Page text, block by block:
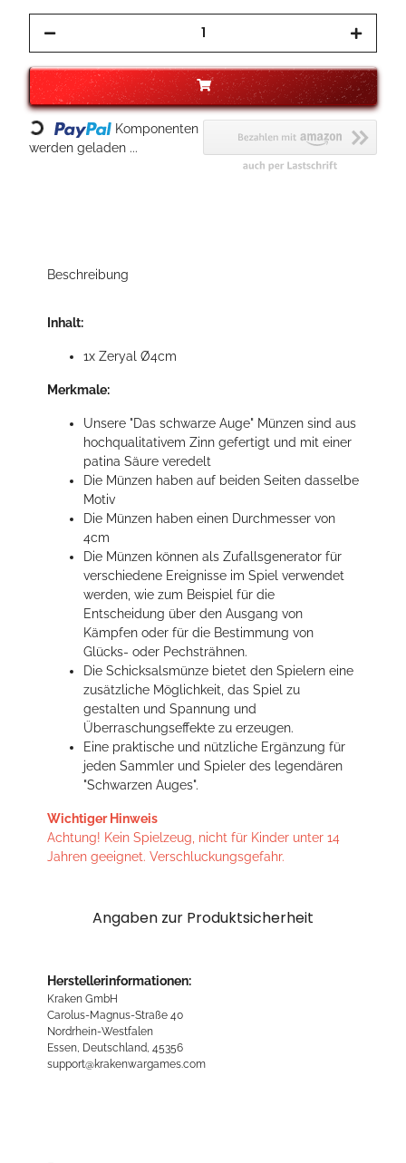
Loading...
Komponenten
werden geladen ...
Beschreibung
Inhalt:
1x Zeryal Ø4cm
Merkmale:
Unsere "Das schwarze Auge" Münzen sind aus
hochqualitativem Zinn gefertigt und mit einer
patina Säure veredelt
Die Münzen haben auf beiden Seiten dasselbe
Motiv
Die Münzen haben einen Durchmesser von
4cm
Die Münzen können als Zufallsgenerator für
verschiedene Ereignisse im Spiel verwendet
werden, wie zum Beispiel für die
Entscheidung über den Ausgang von
Kämpfen oder für die Bestimmung von
Glücks- oder Pechsträhnen.
Die Schicksalsmünze bietet den Spielern eine
zusätzliche Möglichkeit, das Spiel zu
gestalten und Spannung und
Überraschungseffekte zu erzeugen.
Eine praktische und nützliche Ergänzung für
jeden Sammler und Spieler des legendären
"Schwarzen Auges".
Wichtiger Hinweis
Achtung! Kein Spielzeug, nicht für Kinder unter 14
Jahren geeignet. Verschluckungsgefahr.
Angaben zur Produktsicherheit
Herstellerinformationen:
Kraken GmbH
Carolus-Magnus-Straße 40
Nordrhein-Westfalen
Essen, Deutschland, 45356
support@krakenwargames.com